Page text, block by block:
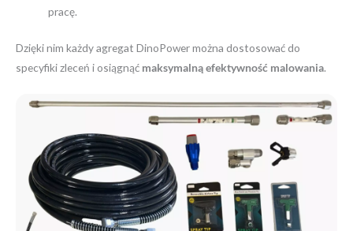
pracę.
Dzięki nim każdy agregat DinoPower można dostosować do
specyfiki zleceń i osiągnąć maksymalną efektywność malowania.